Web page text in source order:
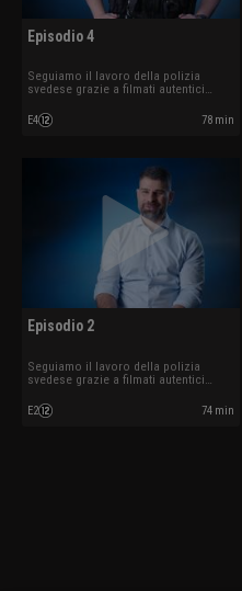
Episodio 4
Seguiamo il lavoro della polizia
svedese grazie a filmati autentici
E4 78 min
Episodio 2
Seguiamo il lavoro della polizia
svedese grazie a filmati autentici
E2 74 min